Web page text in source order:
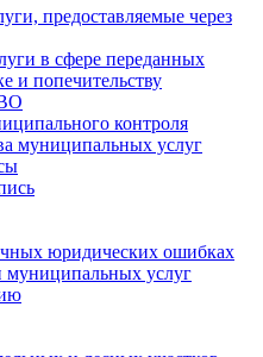
предоставляемые через
в сфере переданных
и попечительству
контроля
муниципальных услуг
юридических ошибках
муниципальных услуг